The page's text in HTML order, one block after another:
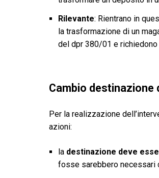
Rilevante: Rientrano in
la trasformazione di un
del dpr 380/01 e
Cambio destinazione
Per la realizzazione
azioni:
la destinazione deve
fosse sarebbero necessari